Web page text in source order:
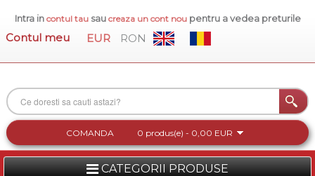
Intra in contul tausau creaza un cont nou pentru a vedea preturile
Contul meu EUR RON
COMANDA 0 produs(e) - 0,00 EUR
CATEGORII PRODUSE